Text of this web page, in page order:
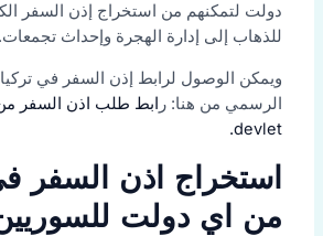
دولت لتمكنهم من استخراج إذن السفر
للذهاب إلى إدارة الهجرة وإحداث تجمعات.
ويمكن الوصول لرابط إذن السفر في
الرسمي من هنا: ر ابط طلب اذن السفر
devlet.
استخراج اذن السفر
من اي دولت للسوريين